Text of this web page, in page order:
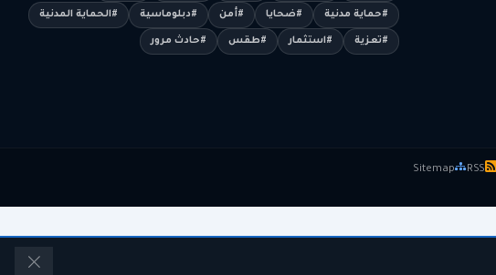
#حماية مدنية #ضحايا #أمن #دبلوماسية #الحماية المدنية
#تعزية #استثمار #طقس #حادث مرور
RSS
Sitemap